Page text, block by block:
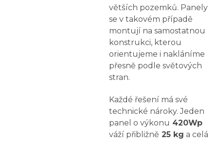
větších pozemků. Panely
se v takovém případě
montují na samostatnou
konstrukci, kterou
orientujeme i nakláníme
přesně podle světových
stran.
Každé řešení má své
technické nároky. Jeden
panel o výkonu 420Wp
váží přibližně 25 kg a celá